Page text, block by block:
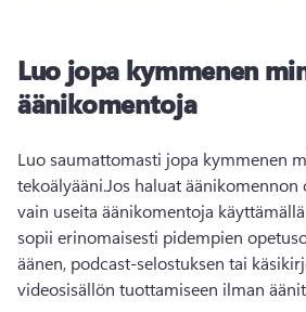
Luo jopa kymmenen
äänikomentoja
Luo saumattomasti jopa kymmenen
tekoälyääni.Jos haluat
vain useita äänikomentoja käyttämällä
sopii erinomaisesti pidempien
äänen, podcast-selostuksen tai
videosisällön tuottamiseen ilman